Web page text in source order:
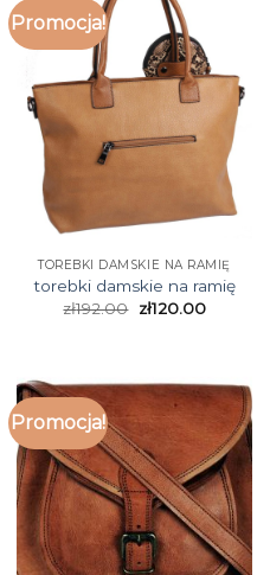
Promocja!
TOREBKI DAMSKIE NA RAMIĘ
torebki damskie na ramię
zł192.00 zł120.00
Promocja!